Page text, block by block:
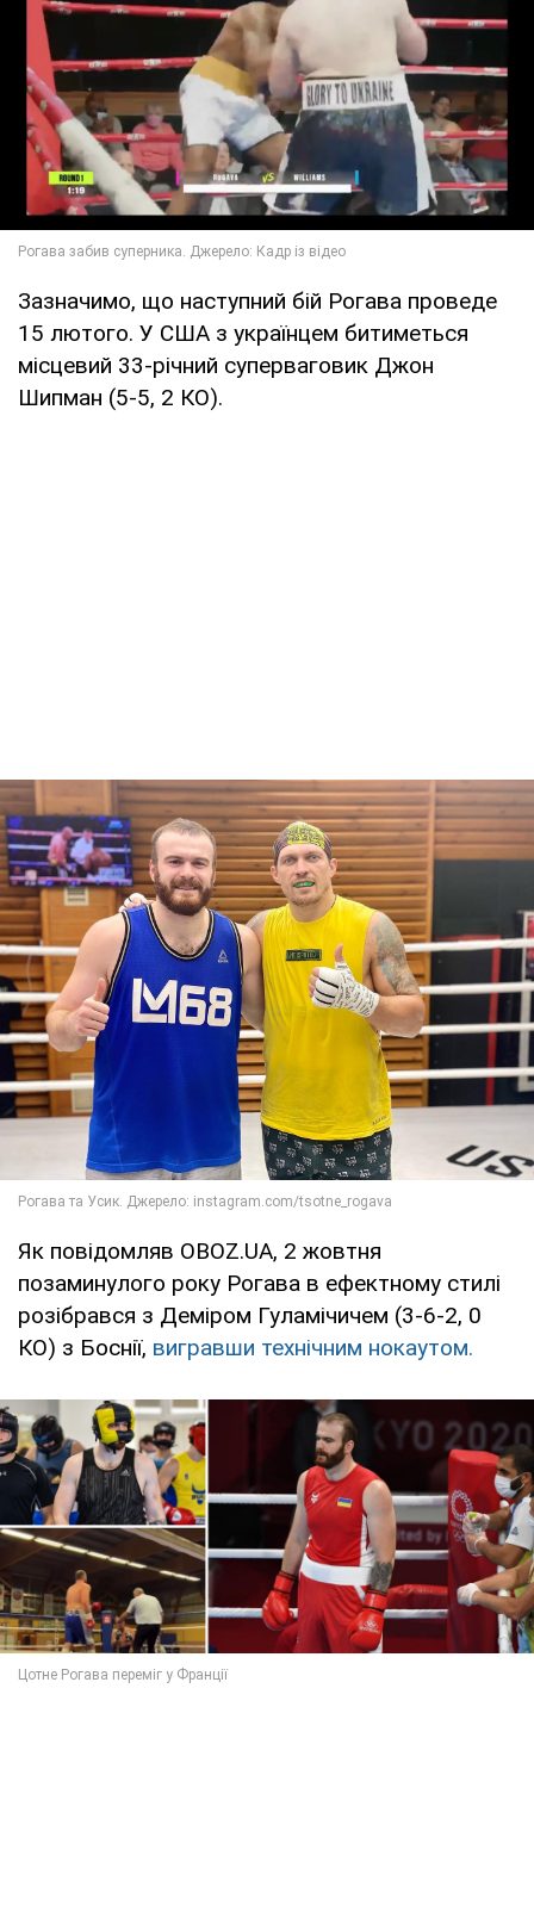
Зазначимо, що наступний бій Рогава проведе
15 лютого. У США з українцем битиметься
місцевий 33-річний суперваговик Джон
Шипман (5-5, 2 КО).
Як повідомляв OBOZ.UA, 2 жовтня
позаминулого року Рогава в ефектному стилі
розібрався з Деміром Гуламічичем (3-6-2, 0
КО) з Боснії, вигравши технічним нокаутом.